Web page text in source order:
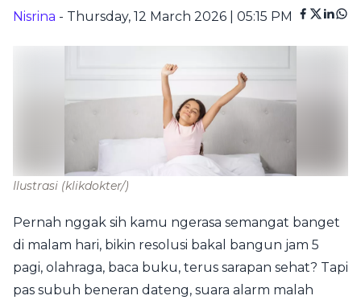
Nisrina - Thursday, 12 March 2026 | 05:15 PM
Ilustrasi (klikdokter/)
Pernah nggak sih kamu ngerasa semangat banget
di malam hari, bikin resolusi bakal bangun jam 5
pagi, olahraga, baca buku, terus sarapan sehat? Tapi
pas subuh beneran dateng, suara alarm malah